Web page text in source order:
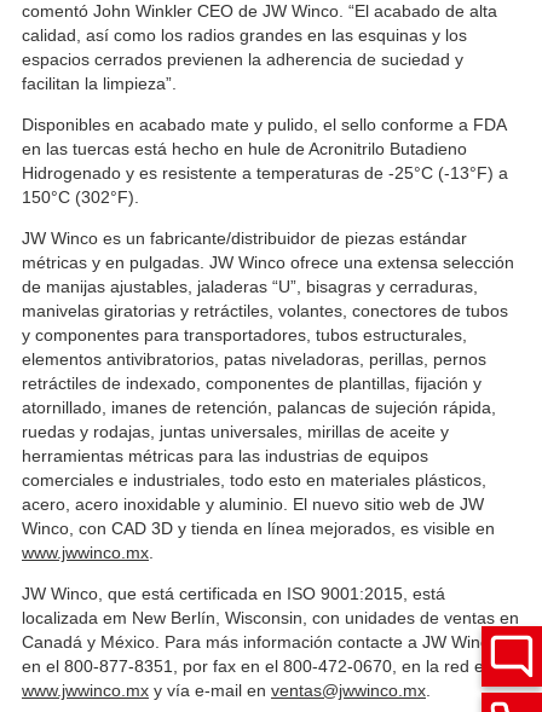
comentó John Winkler CEO de JW Winco. “El acabado de alta
calidad, así como los radios grandes en las esquinas y los
espacios cerrados previenen la adherencia de suciedad y
facilitan la limpieza”.
Disponibles en acabado mate y pulido, el sello conforme a FDA
en las tuercas está hecho en hule de Acronitrilo Butadieno
Hidrogenado y es resistente a temperaturas de -25°C (-13°F) a
150°C (302°F).
JW Winco es un fabricante/distribuidor de piezas estándar
métricas y en pulgadas. JW Winco ofrece una extensa selección
de manijas ajustables, jaladeras “U”, bisagras y cerraduras,
manivelas giratorias y retráctiles, volantes, conectores de tubos
y componentes para transportadores, tubos estructurales,
elementos antivibratorios, patas niveladoras, perillas, pernos
retráctiles de indexado, componentes de plantillas, fijación y
atornillado, imanes de retención, palancas de sujeción rápida,
ruedas y rodajas, juntas universales, mirillas de aceite y
herramientas métricas para las industrias de equipos
comerciales e industriales, todo esto en materiales plásticos,
acero, acero inoxidable y aluminio. El nuevo sitio web de JW
Winco, con CAD 3D y tienda en línea mejorados, es visible en
www.jwwinco.mx
JW Winco, que está certificada en ISO 9001:2015, está
localizada em New Berlín, Wisconsin, con unidades de ventas en
Canadá y México. Para más información contacte a JW Winco
en el 800-877-8351, por fax en el 800-472-0670, en la red en
www.jwwinco.mx y vía e-mail en ventas@jwwinco.mx